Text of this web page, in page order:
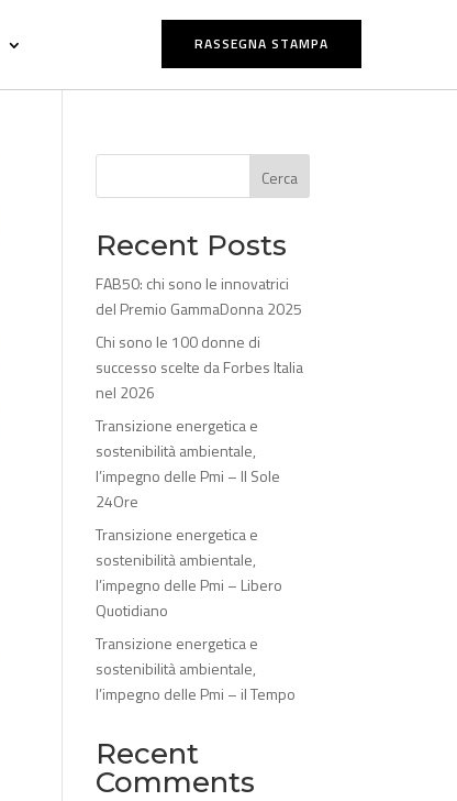
RASSEGNA STAMPA
Cerca
Recent Posts
FAB50: chi sono le innovatrici
del Premio GammaDonna 2025
Chi sono le 100 donne di
successo scelte da Forbes Italia
nel 2026
Transizione energetica e
sostenibilità ambientale,
l’impegno delle Pmi – Il Sole
24Ore
Transizione energetica e
sostenibilità ambientale,
l’impegno delle Pmi – Libero
Quotidiano
Transizione energetica e
sostenibilità ambientale,
l’impegno delle Pmi – il Tempo
Recent
Comments